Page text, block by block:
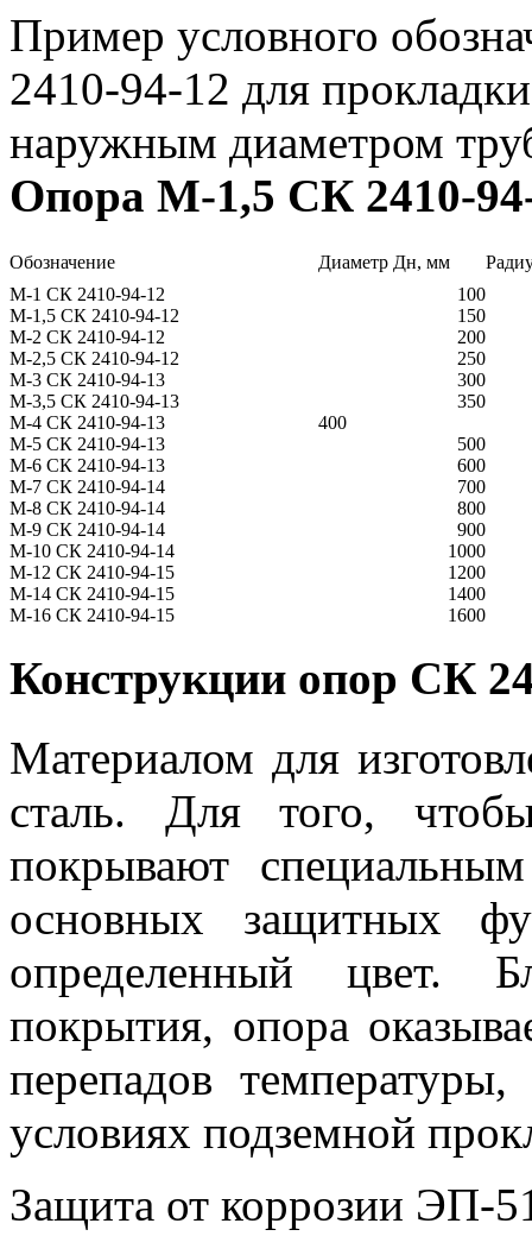
Пример условного
2410-94-12 для
наружным диаметром
Опора М-1,5 СК 2410-
Обозначение Диаметр Дн, мм
М-1 СК 2410-94-12
100
М-1,5 СК 2410-94-12
150
М-2 СК 2410-94-12
200
М-2,5 СК 2410-94-12
250
М-3 СК 2410-94-13
300
М-3,5 СК 2410-94-13
350
М-4 СК 2410-94-13
400
М-5 СК 2410-94-13
500
М-6 СК 2410-94-13
600
М-7 СК 2410-94-14
700
М-8 СК 2410-94-14
800
М-9 СК 2410-94-14
900
М-10 СК 2410-94-14
1000
М-12 СК 2410-94-15
1200
М-14 СК 2410-94-15
1400
М-16 СК 2410-94-15
1600
Конструкции опор СК
Материалом для
сталь. Для того,
покрывают
основных защитных
определенный цвет.
покрытия, опора
перепадов
условиях подземной
Защита от коррозии ЭП-